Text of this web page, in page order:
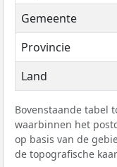
Gemeente
Provincie
Land
Bovenstaande tabel
waarbinnen het
op basis van de
de topografische